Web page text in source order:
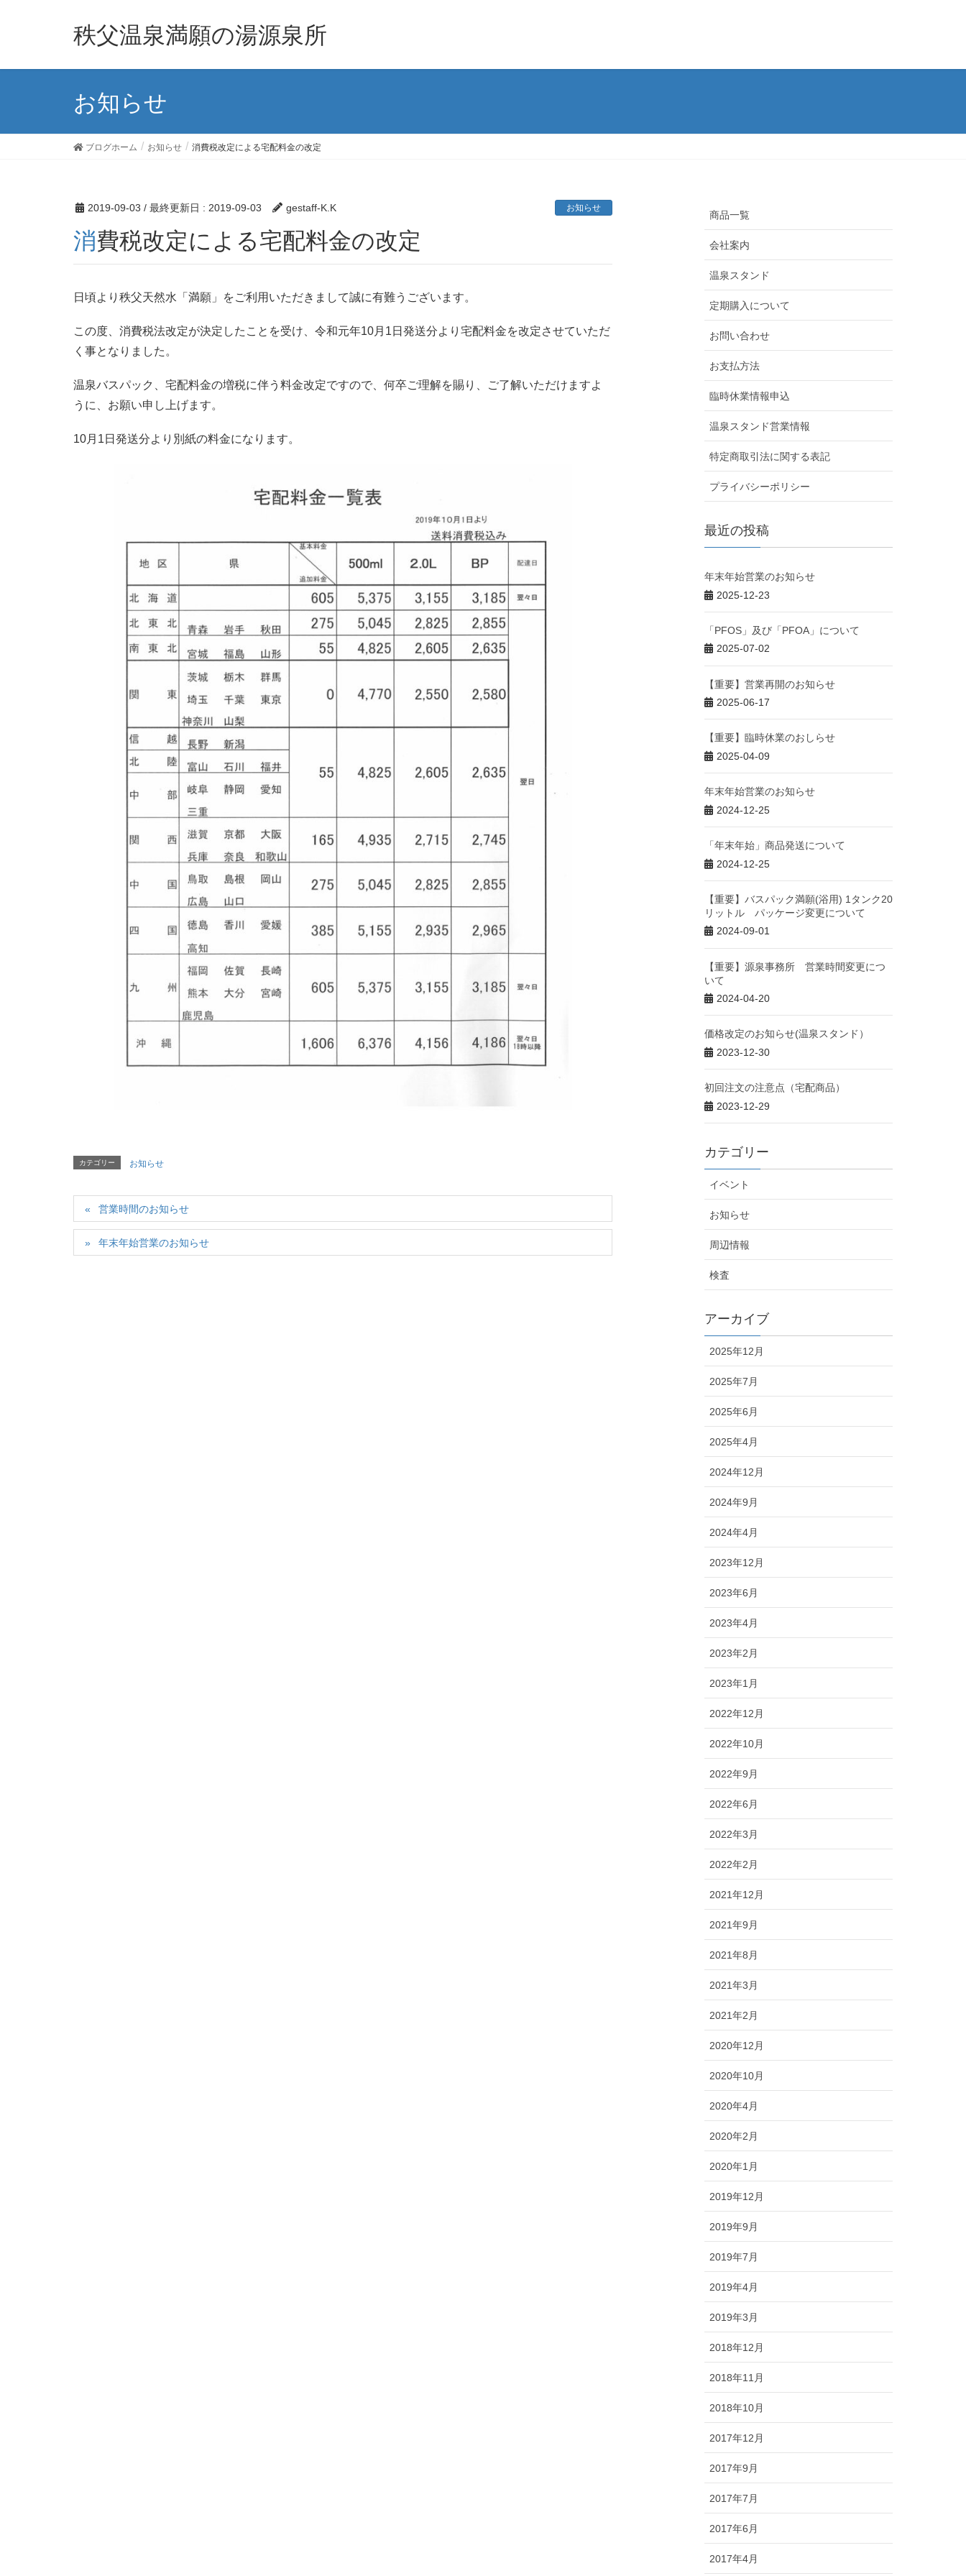
秩父温泉満願の湯源泉所
お知らせ
ブログホーム お知らせ 消費税改定による宅配料金の改定
2019-09-03 / 最終更新日 : 2019-09-03 gestaff-K.K お知らせ
消費税改定による宅配料金の改定
日頃より秩父天然水「満願」をご利用いただきまして誠に有難うございます。
この度、消費税法改定が決定したことを受け、令和元年10月1日発送分より宅配料金を改定させていただ
く事となりました。
温泉バスパック、宅配料金の増税に伴う料金改定ですので、何卒ご理解を賜り、ご了解いただけますよ
うに、お願い申し上げます。
10月1日発送分より別紙の料金になります。
カテゴリー お知らせ
営業時間のお知らせ
年末年始営業のお知らせ
商品一覧
会社案内
温泉スタンド
定期購入について
お問い合わせ
お支払方法
臨時休業情報申込
温泉スタンド営業情報
特定商取引法に関する表記
プライバシーポリシー
最近の投稿
年末年始営業のお知らせ
2025-12-23
「PFOS」及び「PFOA」について
2025-07-02
【重要】営業再開のお知らせ
2025-06-17
【重要】臨時休業のおしらせ
2025-04-09
年末年始営業のお知らせ
2024-12-25
「年末年始」商品発送について
2024-12-25
【重要】バスパック満願(浴用) 1タンク20
リットル パッケージ変更について
2024-09-01
【重要】源泉事務所 営業時間変更につ
いて
2024-04-20
価格改定のお知らせ(温泉スタンド）
2023-12-30
初回注文の注意点（宅配商品）
2023-12-29
カテゴリー
イベント
お知らせ
周辺情報
検査
アーカイブ
2025年12月
2025年7月
2025年6月
2025年4月
2024年12月
2024年9月
2024年4月
2023年12月
2023年6月
2023年4月
2023年2月
2023年1月
2022年12月
2022年10月
2022年9月
2022年6月
2022年3月
2022年2月
2021年12月
2021年9月
2021年8月
2021年3月
2021年2月
2020年12月
2020年10月
2020年4月
2020年2月
2020年1月
2019年12月
2019年9月
2019年7月
2019年4月
2019年3月
2018年12月
2018年11月
2018年10月
2017年12月
2017年9月
2017年7月
2017年6月
2017年4月